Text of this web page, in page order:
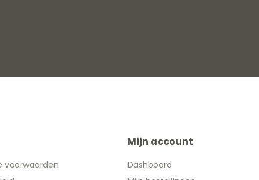
voorwaarden
Mijn account
Dashboard